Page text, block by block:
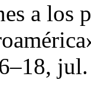
a los